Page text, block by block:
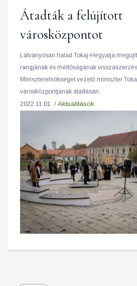
Átadták a felújított
városközpontot
Látványosan halad Tokaj-Hegyalja
rangjának és méltóságának
Miniszterelnökséget vezető miniszter
városközpontjának átadásán.
2022.11.01. / Aktualitások